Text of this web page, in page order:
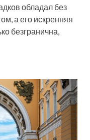
обладал без
а его искренняя
безгранична,